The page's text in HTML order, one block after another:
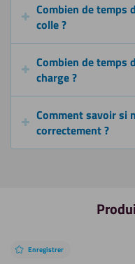
Combien de temps
colle ?
Combien de temps
charge ?
Comment savoir si
correctement ?
Enregistrer